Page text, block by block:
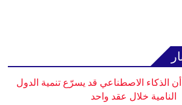
أن الذكاء الاصطناعي قد يسرّع تنمية الدول
النامية خلال عقد واحد